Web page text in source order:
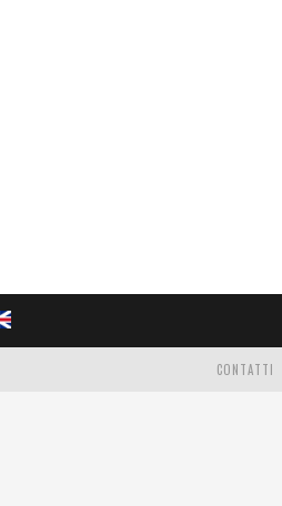
CONTATTI